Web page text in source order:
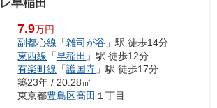
早稲田
7.9万円
副都心線 「雑司が谷 」駅 徒歩14分
東西線 「早稲田 」駅 徒歩12分
有楽町線 「護国寺 」駅 徒歩17分
築23年 / 20.28㎡
東京都豊島区高田 １丁目